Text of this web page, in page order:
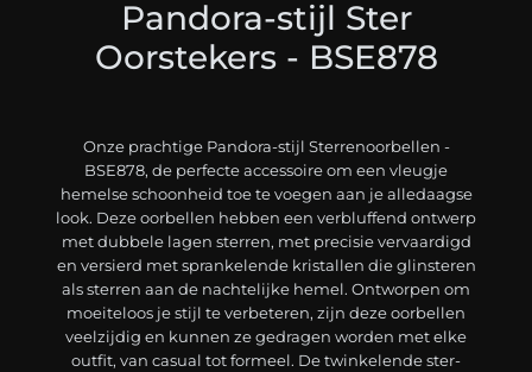
Pandora-stijl Ster
Oorstekers - BSE878
Onze prachtige Pandora-stijl Sterrenoorbellen -
BSE878, de perfecte accessoire om een vleugje
hemelse schoonheid toe te voegen aan je alledaagse
look. Deze oorbellen hebben een verbluffend ontwerp
met dubbele lagen sterren, met precisie vervaardigd
en versierd met sprankelende kristallen die glinsteren
als sterren aan de nachtelijke hemel. Ontworpen om
moeiteloos je stijl te verbeteren, zijn deze oorbellen
veelzijdig en kunnen ze gedragen worden met elke
outfit, van casual tot formeel. De twinkelende ster-